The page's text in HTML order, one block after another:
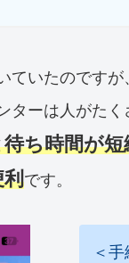
ていたのです
ーは人がたく
ち時間が
です。
＜